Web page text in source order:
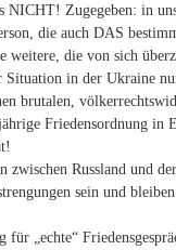
NICHT! Zugegeben: in
die auch DAS
weitere, die von sich
in der Ukraine
brutalen,
Friedensordnung in
zwischen Russland und
sein und
für „echte“